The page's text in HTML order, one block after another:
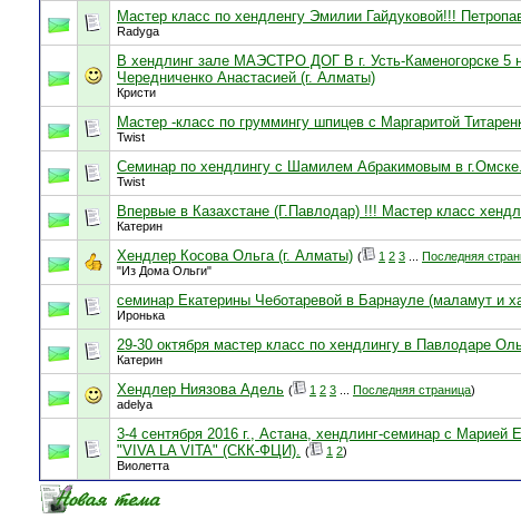
Мастер класс по хендленгу Эмилии Гайдуковой!!!
Radyga
В хендлинг зале МАЭСТРО ДОГ В г. Усть-Каменогорске 5
Чередниченко Анастасией (г. Алматы)
Кристи
Мастер -класс по груммингу шпицев с Маргаритой
Twist
Семинар по хендлингу с Шамилем Абракимовым в г.Омске.
Twist
Впервые в Казахстане (Г.Павлодар) !!! Мастер класс
Катерин
Хендлер Косова Ольга (г. Алматы) ( 1 2 3 Последняя
"Из Дома Ольги"
семинар Екатерины Чеботаревой в Барнауле (маламут и
Иронька
29-30 октября мастер класс по хендлингу в Павлодаре
Катерин
Хендлер Ниязова Адель ( 1 2 3 Последняя страница)
adelya
3-4 сентября 2016 г., Астана, хендлинг-семинар с
"VIVA LA VITA" (СКК-ФЦИ). ( 1 2)
Виолетта